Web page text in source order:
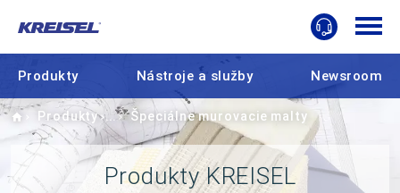
Produkty Nástroje a služby Newsroom
Home
Produkty Špeciálne murovacie malty
Produkty KREISEL